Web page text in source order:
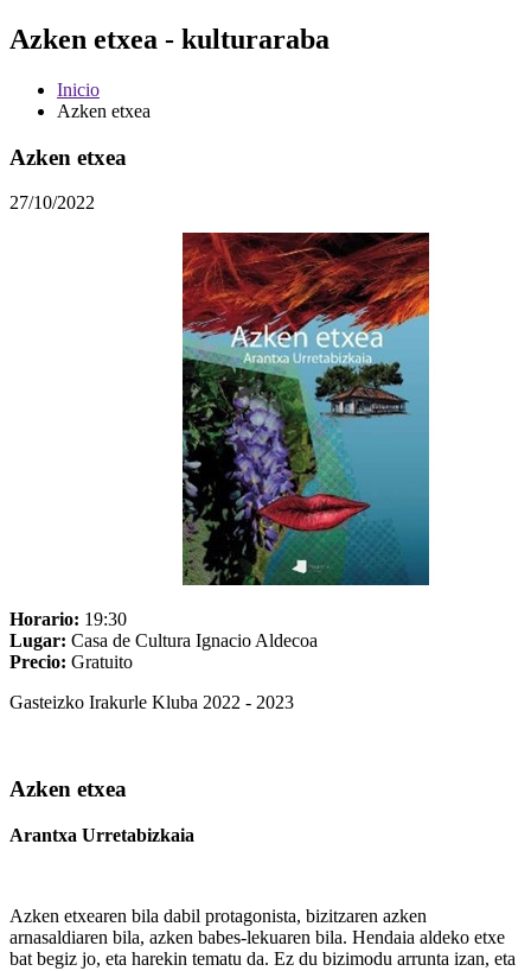
Azken etxea - kulturaraba
Inicio
Azken etxea
Azken etxea
27/10/2022
Horario: 19:30
Lugar: Casa de Cultura Ignacio Aldecoa
Precio: Gratuito
Gasteizko Irakurle Kluba 2022 - 2023
Azken etxea
Arantxa Urretabizkaia
Azken etxearen bila dabil protagonista, bizitzaren azken
arnasaldiaren bila, azken babes-lekuaren bila. Hendaia aldeko etxe
bat begiz jo, eta harekin tematu da. Ez du bizimodu arrunta izan, eta